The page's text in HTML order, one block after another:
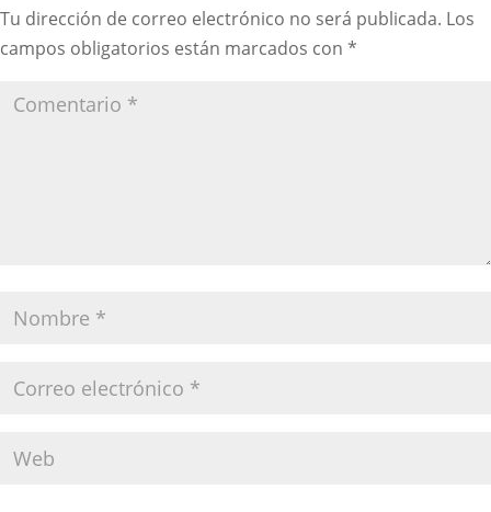
Tu dirección de correo electrónico no será publicada. Los
campos obligatorios están marcados con *